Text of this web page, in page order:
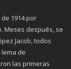
1914 por
Meses después, se
Jacob, todos
de
las primeras